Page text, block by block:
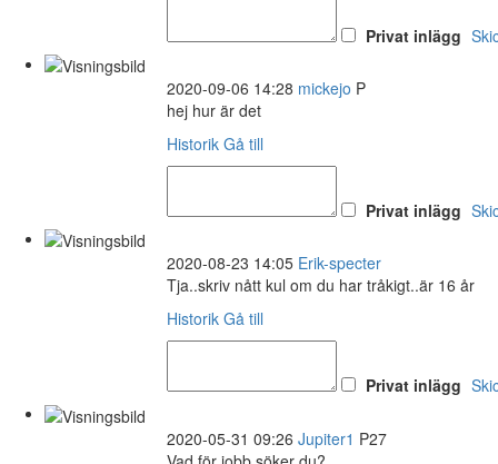
Privat inlägg
2020-09-06 14:28 mickejo P
hej hur är det
Historik Gå till
Privat inlägg
2020-08-23 14:05 Erik-specter
Tja..skriv nått kul om du har tråkigt..är 16 år
Historik Gå till
Privat inlägg
2020-05-31 09:26 Jupiter1 P27